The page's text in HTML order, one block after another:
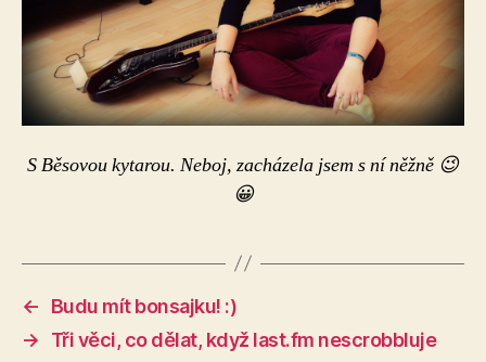
S Běsovou kytarou. Neboj, zacházela jsem s ní něžně 😉
😀
←
Budu mít bonsajku! :)
→
Tři věci, co dělat, když last.fm nescrobbluje